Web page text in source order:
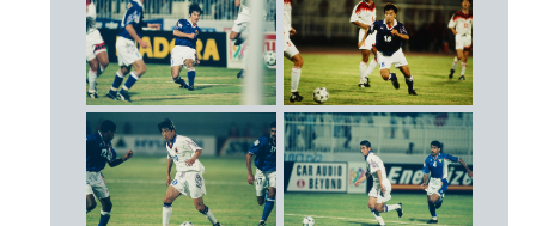
8 前園 真聖（横浜フリューゲルス）
10 名波 浩（ジュビロ磐田）
13 服部 年宏（ジュビロ磐田）
15 森島 寛晃（セレッソ大阪）
FW
9 高木 琢也（サンフレッチェ広島）